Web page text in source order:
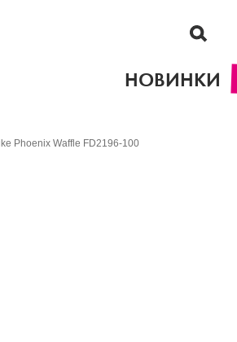
НОВИНКИ
Phoenix Waffle FD2196-100